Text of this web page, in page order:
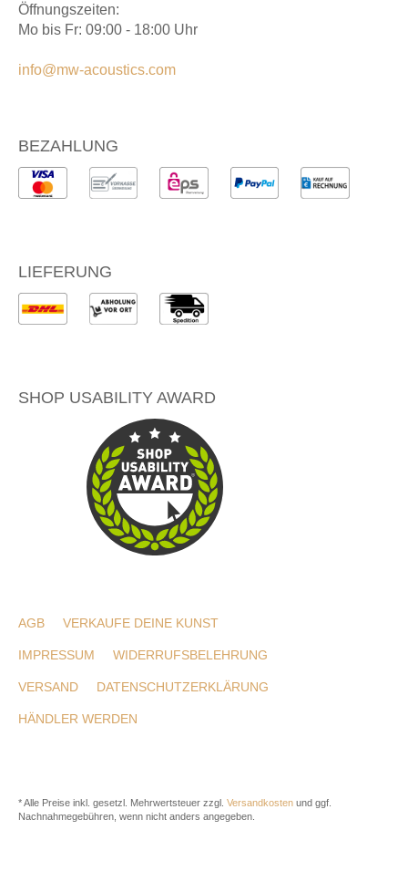
Öffnungszeiten:
Mo bis Fr: 09:00 - 18:00 Uhr
info@mw-acoustics.com
BEZAHLUNG
LIEFERUNG
SHOP USABILITY AWARD
AGB VERKAUFE DEINE KUNST
IMPRESSUM WIDERRUFSBELEHRUNG
VERSAND DATENSCHUTZERKLÄRUNG
HÄNDLER WERDEN
* Alle Preise inkl. gesetzl. Mehrwertsteuer zzgl. Versandkosten und ggf.
Nachnahmegebühren, wenn nicht anders angegeben.